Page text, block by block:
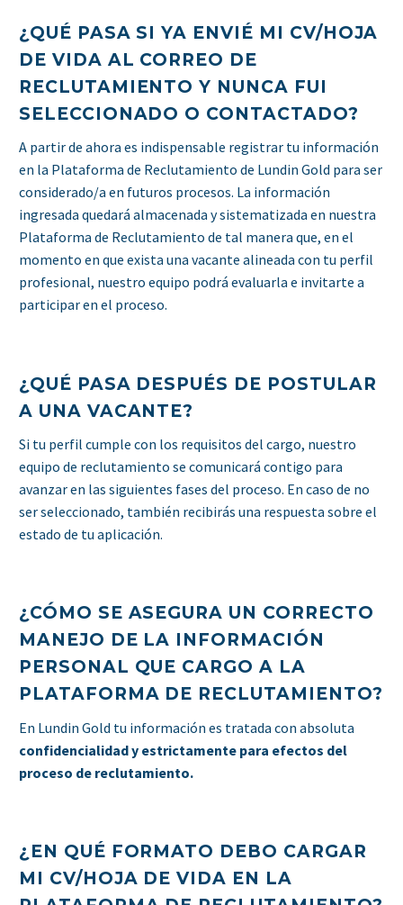
¿QUÉ PASA SI YA ENVIÉ MI CV/HOJA
DE VIDA AL CORREO DE
RECLUTAMIENTO Y NUNCA FUI
SELECCIONADO O CONTACTADO?
A partir de ahora es indispensable registrar tu información
en la Plataforma de Reclutamiento de Lundin Gold para ser
considerado/a en futuros procesos. La información
ingresada quedará almacenada y sistematizada en nuestra
Plataforma de Reclutamiento de tal manera que, en el
momento en que exista una vacante alineada con tu perfil
profesional, nuestro equipo podrá evaluarla e invitarte a
participar en el proceso.
¿QUÉ PASA DESPUÉS DE POSTULAR
A UNA VACANTE?
Si tu perfil cumple con los requisitos del cargo, nuestro
equipo de reclutamiento se comunicará contigo para
avanzar en las siguientes fases del proceso. En caso de no
ser seleccionado, también recibirás una respuesta sobre el
estado de tu aplicación.
¿CÓMO SE ASEGURA UN CORRECTO
MANEJO DE LA INFORMACIÓN
PERSONAL QUE CARGO A LA
PLATAFORMA DE RECLUTAMIENTO?
En Lundin Gold tu información es tratada con absoluta
confidencialidad y estrictamente para efectos del
proceso de reclutamiento.
¿EN QUÉ FORMATO DEBO CARGAR
MI CV/HOJA DE VIDA EN LA